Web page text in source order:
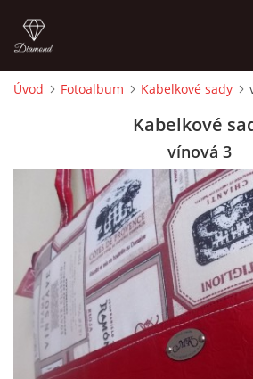
CEDULKY
MOJE POSLEDNÍ PRÁCE
Úvod Fotoalbum Kabelkové sady
Kabelkové
vínová 3